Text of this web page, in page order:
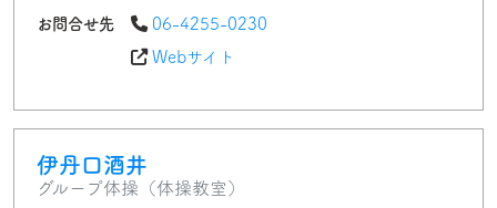
お問合せ先
06-4255-0230
Webサイト
伊丹口酒井
グループ体操（体操教室）